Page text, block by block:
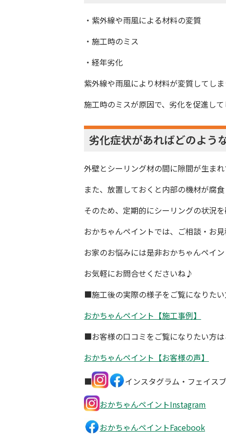
・紫外線や雨風による材料の変質
・施工時のミス
・経年劣化
紫外線や雨風により材料が変質してし
施工時のミスが原因で、劣化を促進し
劣化症状があればどのよう
外壁とシーリング材の間に隙間が生ま
また、放置しておくと内部の機材が腐
そのため、定期的にシーリングの状況
おかちゃんペイントでは、ご相談・お
お家のお悩みには是非おかちゃんペイン
お気軽にお問合せくださいね♪
■施工後の実際の様子をご覧になりた
おかちゃんペイント【施工事例】
■お客様の口コミをご覧になりたい方
おかちゃんペイント【お客様の声】
■
インスタグラム・フェイス
おかちゃんペイントInstagram
おかちゃんペイントFacebook